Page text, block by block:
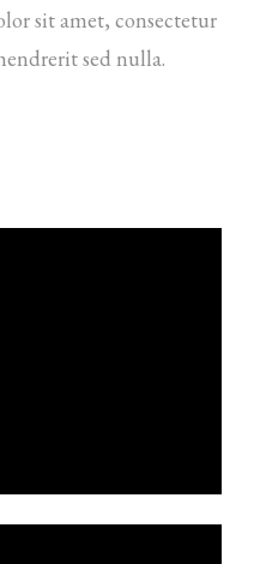
sit amet, consectetur
sed nulla.